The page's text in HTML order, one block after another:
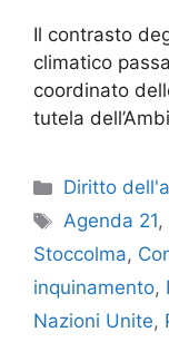
Il contrasto
climatico
coordinato
tutela
Categorie
Diritto
Tag
Agenda 21,
Stoccolma,
inquinamento,
Nazioni Unite,